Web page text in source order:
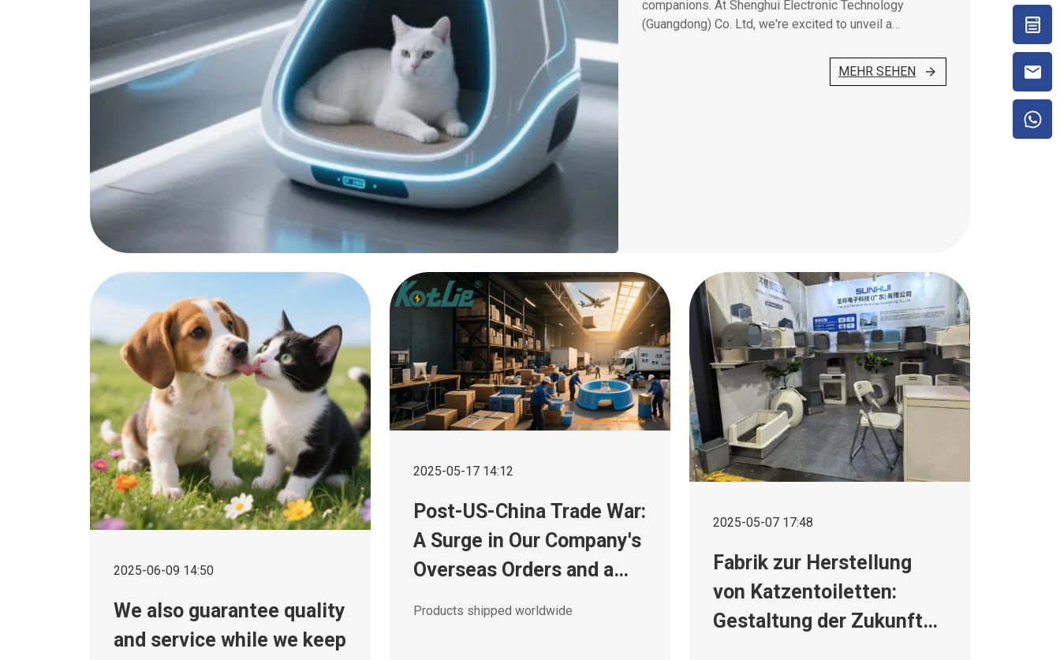
companions. At Shenghui Electronic Technology
(Guangdong) Co. Ltd, we're excited to unveil a
seasonal discomfort and provide them with a perfect,
climate-controlled sanctuary all year round.
MEHR SEHEN
2025-06-09 14:50
We also guarantee quality
and service while we keep
2025-05-17 14:12
Post-US-China Trade War:
A Surge in Our Company's
Overseas Orders and a
Products shipped worldwide
2025-05-07 17:48
Fabrik zur Herstellung
von Katzentoiletten:
Gestaltung der Zukunft